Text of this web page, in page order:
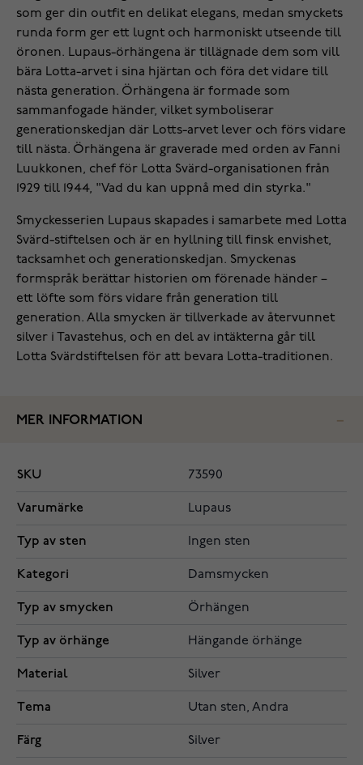
som ger din outfit en delikat elegans, medan smyckets
runda form ger ett lugnt och harmoniskt utseende till
öronen. Lupaus-örhängena är tillägnade dem som vill
bära Lotta-arvet i sina hjärtan och föra det vidare till
nästa generation. Örhängena är formade som
sammanfogade händer, vilket symboliserar
generationskedjan där Lotts-arvet lever och förs vidare
till nästa. Örhängena är graverade med orden av Fanni
Luukkonen, chef för Lotta Svärd-organisationen från
1929 till 1944, "Vad du kan uppnå med din styrka."
Smyckesserien Lupaus skapades i samarbete med Lotta
Svärd-stiftelsen och är en hyllning till finsk envishet,
tacksamhet och generationskedjan. Smyckenas
formspråk berättar historien om förenade händer –
ett löfte som förs vidare från generation till
generation. Alla smycken är tillverkade av återvunnet
silver i Tavastehus, och en del av intäkterna går till
Lotta Svärdstiftelsen för att bevara Lotta-traditionen.
MER INFORMATION
SKU 73590
Varumärke Lupaus
Typ av sten Ingen sten
Kategori Damsmycken
Typ av smycken Örhängen
Typ av örhänge Hängande örhänge
Material Silver
Tema Utan sten, Andra
Färg Silver